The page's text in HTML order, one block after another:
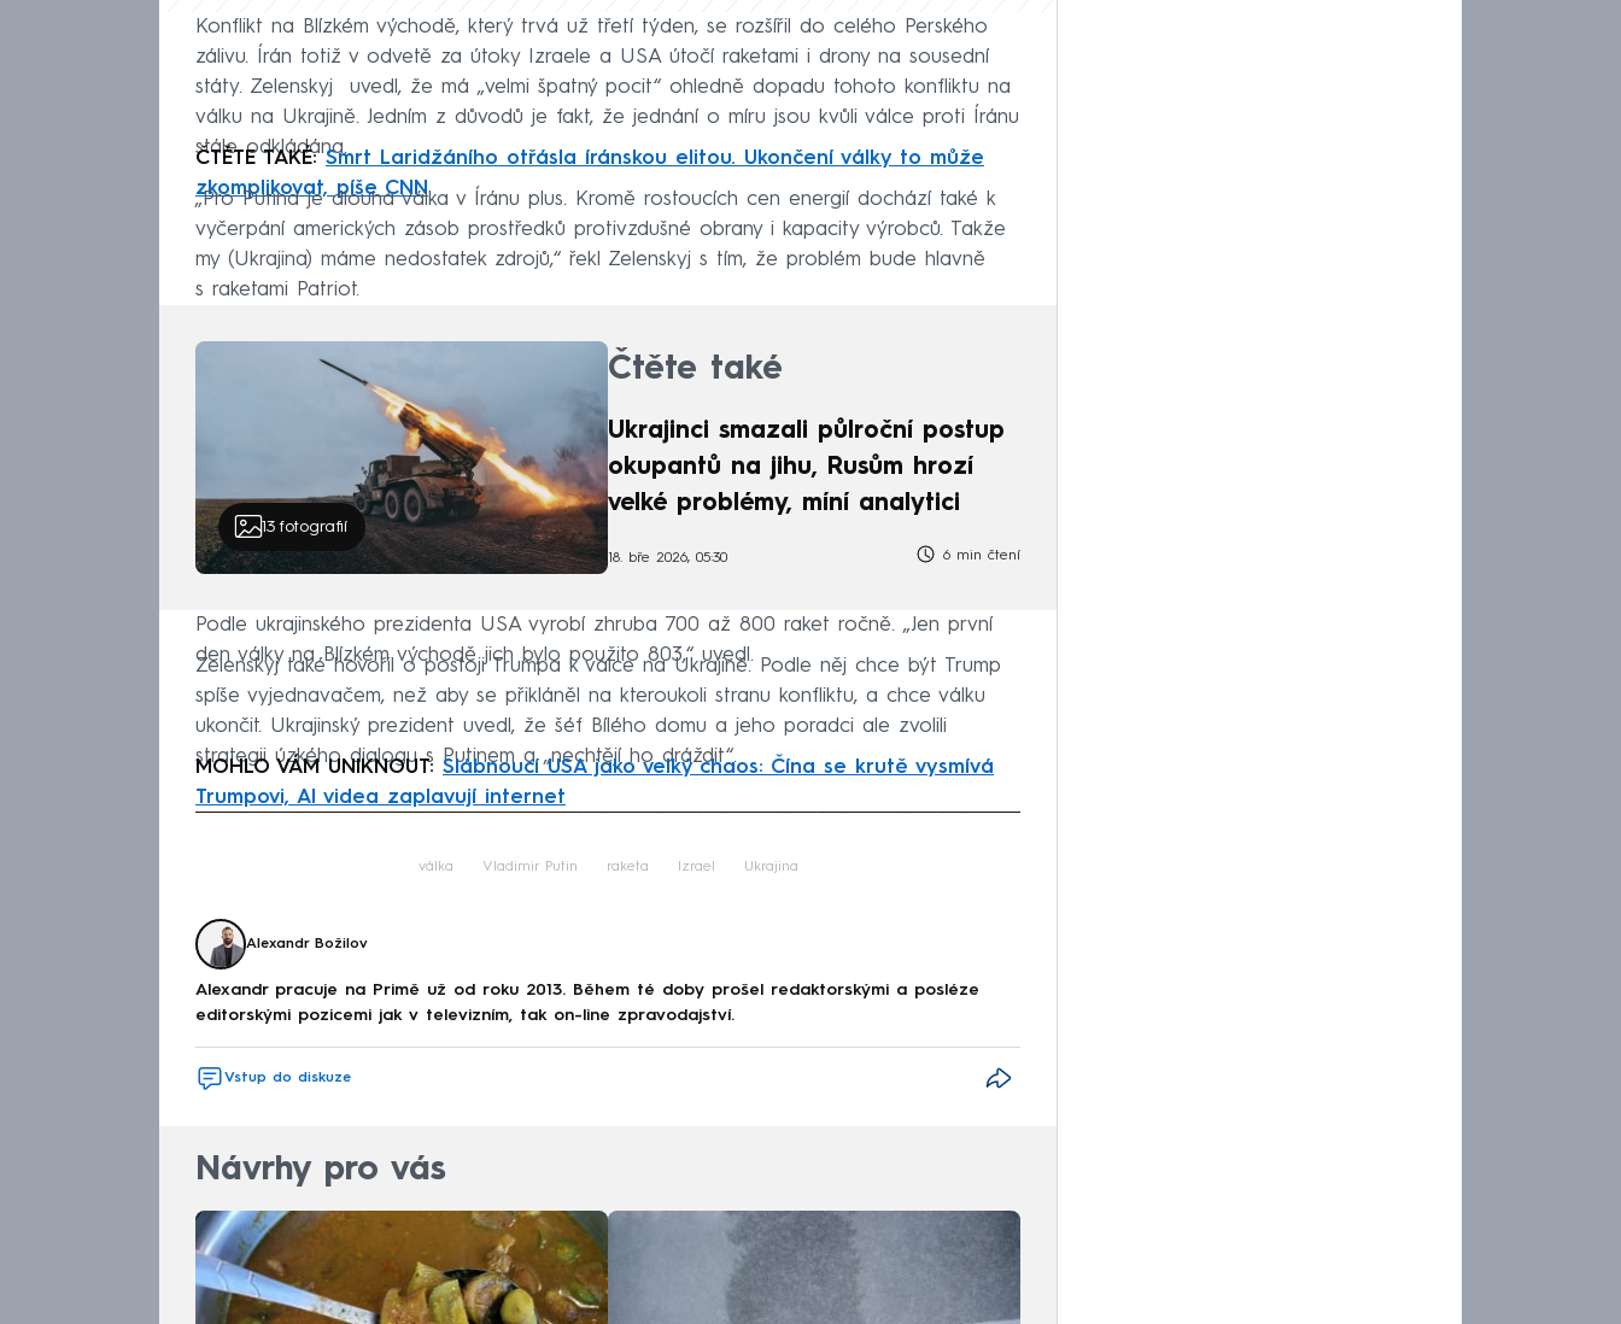
Konflikt na Blízkém východě, který trvá už třetí týden, se rozšířil do celého Perského
zálivu. Írán totiž v odvetě za útoky Izraele a USA útočí raketami i drony na sousední
státy. Zelenskyj uvedl, že má „velmi špatný pocit“ ohledně dopadu tohoto konfliktu na
válku na Ukrajině. Jedním z důvodů je fakt, že jednání o míru jsou kvůli válce proti Íránu
stále odkládána.
ČTĚTE TAKÉ:Smrt Laridžáního otřásla íránskou elitou. Ukončení války to může
zkomplikovat, píše CNN
„Pro Putina je dlouhá válka v Íránu plus. Kromě rostoucích cen energií dochází také k
vyčerpání amerických zásob prostředků protivzdušné obrany i kapacity výrobců. Takže
my (Ukrajina) máme nedostatek zdrojů,“ řekl Zelenskyj s tím, že problém bude hlavně
s raketami Patriot.
13 fotografií
Čtěte také
Ukrajinci smazali půlroční postup
okupantů na jihu, Rusům hrozí
velké problémy, míní analytici
18. bře 2026, 05:30 6 min čtení
Podle ukrajinského prezidenta USA vyrobí zhruba 700 až 800 raket ročně. „Jen první
den války na Blízkém východě jich bylo použito 803,“ uvedl.
Zelenskyj také hovořil o postoji Trumpa k válce na Ukrajině. Podle něj chce být Trump
spíše vyjednavačem, než aby se přikláněl na kteroukoli stranu konfliktu, a chce válku
ukončit. Ukrajinský prezident uvedl, že šéf Bílého domu a jeho poradci ale zvolili
strategii úzkého dialogu s Putinem a „nechtějí ho dráždit“.
MOHLO VÁM UNIKNOUT: Slábnoucí USA jako velký chaos: Čína se krutě vysmívá
Trumpovi, AI videa zaplavují internet
válka Vladimir Putin raketa Izrael Ukrajina
Alexandr Božilov
Alexandr pracuje na Primě už od roku 2013. Během té doby prošel redaktorskými a posléze
editorskými pozicemi jak v televizním, tak on-line zpravodajství.
Vstup do diskuze
Návrhy pro vás